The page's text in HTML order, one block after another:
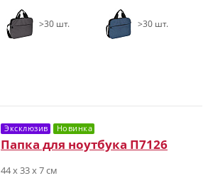
>30 шт. >30 шт.
Эксклюзив Новинка
Папка для ноутбука П7126
44 х 33 х 7 см